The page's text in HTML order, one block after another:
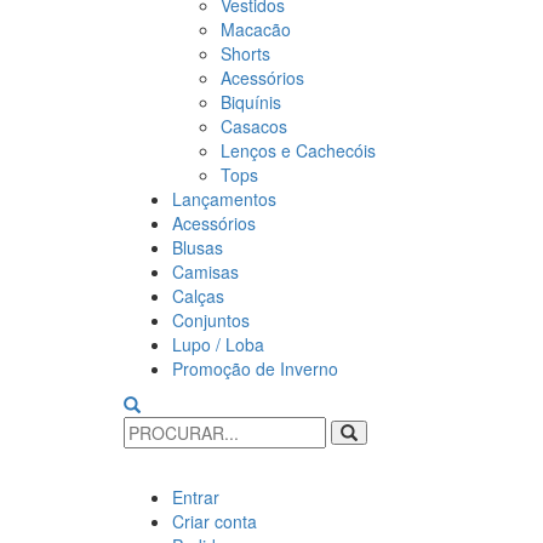
Vestidos
Macacão
Shorts
Acessórios
Biquínis
Casacos
Lenços e Cachecóis
Tops
Lançamentos
Acessórios
Blusas
Camisas
Calças
Conjuntos
Lupo / Loba
Promoção de Inverno
Entrar
Criar conta